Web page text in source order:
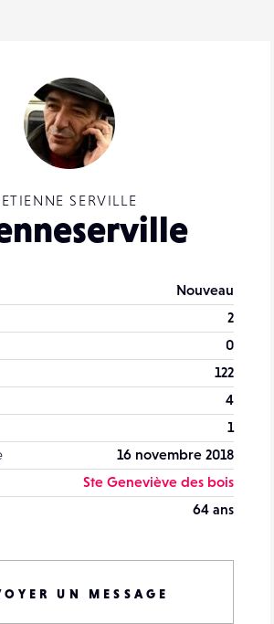
ETIENNE SERVILLE
Nouveau
2
0
122
4
1
16 novembre 2018
Ste Geneviève des bois
64 ans
UN MESSAGE